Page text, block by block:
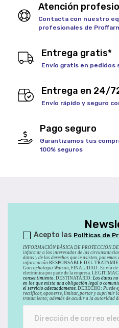
Atención
Contacta con nuestro
profesionales de
Entrega gratis*
Envío gratis en pedidos
Entrega en 24/
Envío rápido y seguro
Pago seguro
Garantizamos tus
100% seguros
Acepto las Políticas de
INFORMACIÓN BÁSICA DE PROTECCIÓN
informar a los interesados de las
datos y de los derechos que le asisten,
información.RESPONSABLE DEL
Gorrochategui Watson, FINALIDAD: Envío de
electrónica por parte de la empresa.
consentimiento. DESTINATARIO: Los datos
en los que exista una obligación legal o
el servicio adecuadamente. DERECHO: Puede
rectificar, oponerse, limitar, portar y suprimir
tratamiento; además de acudir a la autoridad